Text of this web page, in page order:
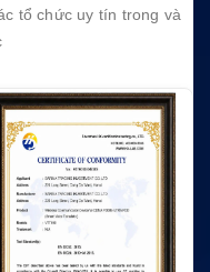
tổ chức uy tín trong và